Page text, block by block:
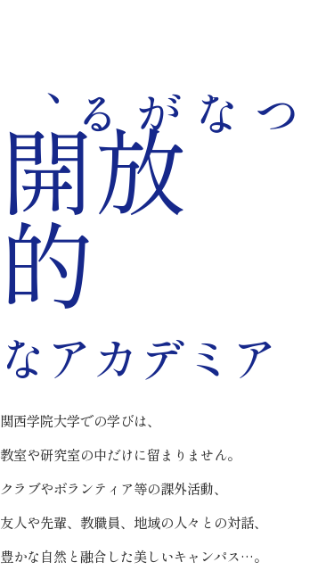
とつながる、
開放
的
な アカデミア
関西学院大学での学びは、
教室や研究室の中だけに留まりません。
クラブやボランティア等の課外活動、
友人や先輩、教職員、地域の人々との対話、
豊かな自然と融合した美しいキャンパス…。